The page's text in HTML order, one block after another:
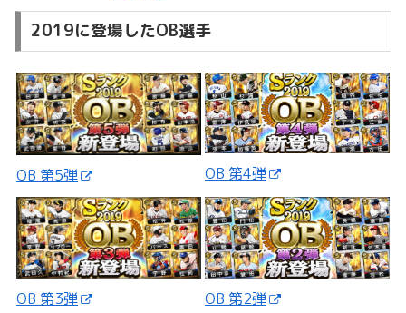
2019に登場したOB選手
OB 第5弾 OB 第4弾
OB 第3弾 OB 第2弾